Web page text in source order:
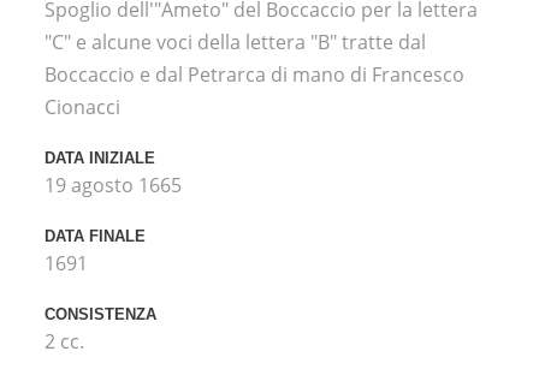
Spoglio dell'"Ameto" del Boccaccio per la lettera
"C" e alcune voci della lettera "B" tratte dal
Boccaccio e dal Petrarca di mano di Francesco
Cionacci
DATA INIZIALE
19 agosto 1665
DATA FINALE
1691
CONSISTENZA
2 cc.